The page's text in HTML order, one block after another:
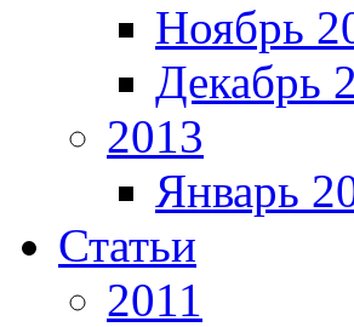
Ноябрь
Декабрь
2013
Январь
Статьи
2011